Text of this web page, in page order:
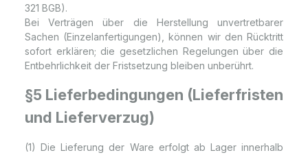
321 BGB).
Bei Verträgen über die Herstellung unvertretbarer
Sachen (Einzelanfertigungen), können wir den Rücktritt
sofort erklären; die gesetzlichen Regelungen über die
Entbehrlichkeit der Fristsetzung bleiben unberührt.
§5 Lieferbedingungen (Lieferfristen
und Lieferverzug)
(1) Die Lieferung der Ware erfolgt ab Lager innerhalb